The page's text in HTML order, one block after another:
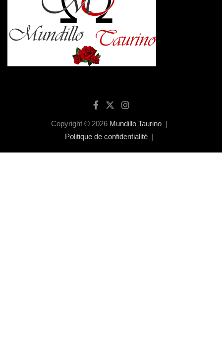
Copyright © 2026 Mundillo Taurino
Politique de confidentialité